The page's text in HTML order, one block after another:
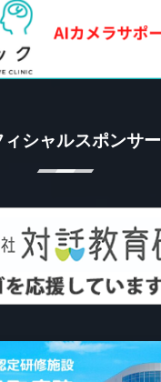
ィシャルスポンサー